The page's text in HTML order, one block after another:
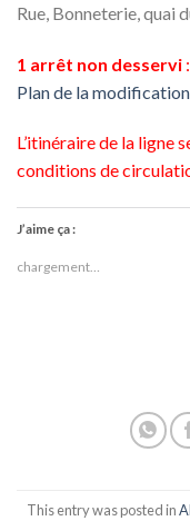
Rue, Bonneterie, quai
1 arrêt non desservi
Plan de la modification
L’itinéraire de la ligne
conditions de
J’aime ça :
chargement…
This entry was posted in